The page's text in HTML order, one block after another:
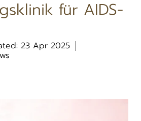
für AIDS-
23 Apr 2025